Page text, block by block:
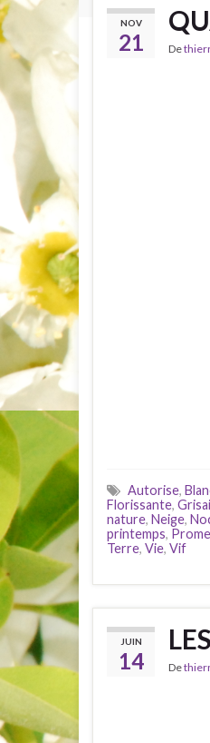
NOV
21 De
Autorise,
Florissante,
nature, Neige,
printemps,
Terre, Vie, Vif
JUIN
14 De